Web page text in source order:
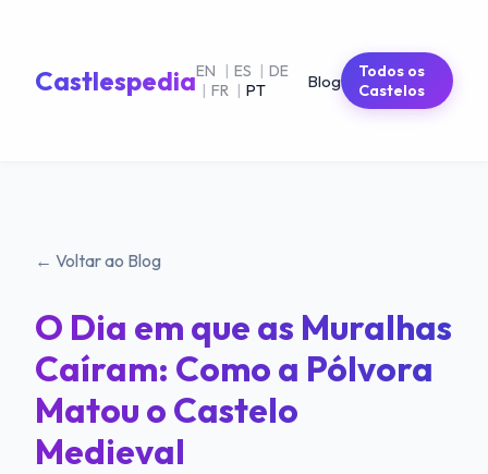
CastlespediaEN | ES | DE
| FR | PT Blog
Todos os
Castelos
← Voltar ao Blog
O Dia em que as Muralhas
Caíram: Como a Pólvora
Matou o Castelo
Medieval